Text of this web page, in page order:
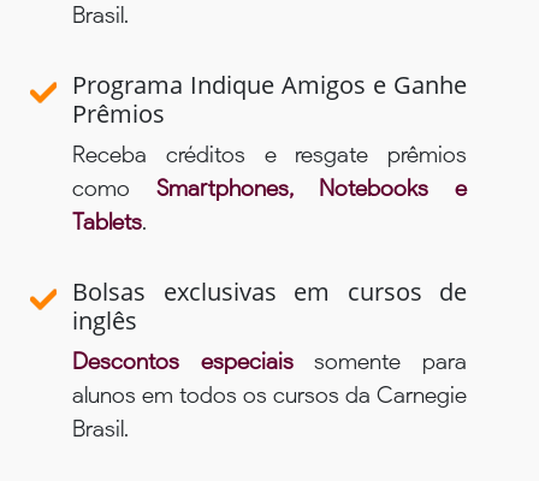
Brasil.
Programa Indique Amigos e Ganhe
Prêmios
Receba créditos e resgate prêmios
como Smartphones, Notebooks e
Tablets.
Bolsas exclusivas em cursos de
inglês
Descontos especiaissomente para
alunos em todos os cursos da Carnegie
Brasil.